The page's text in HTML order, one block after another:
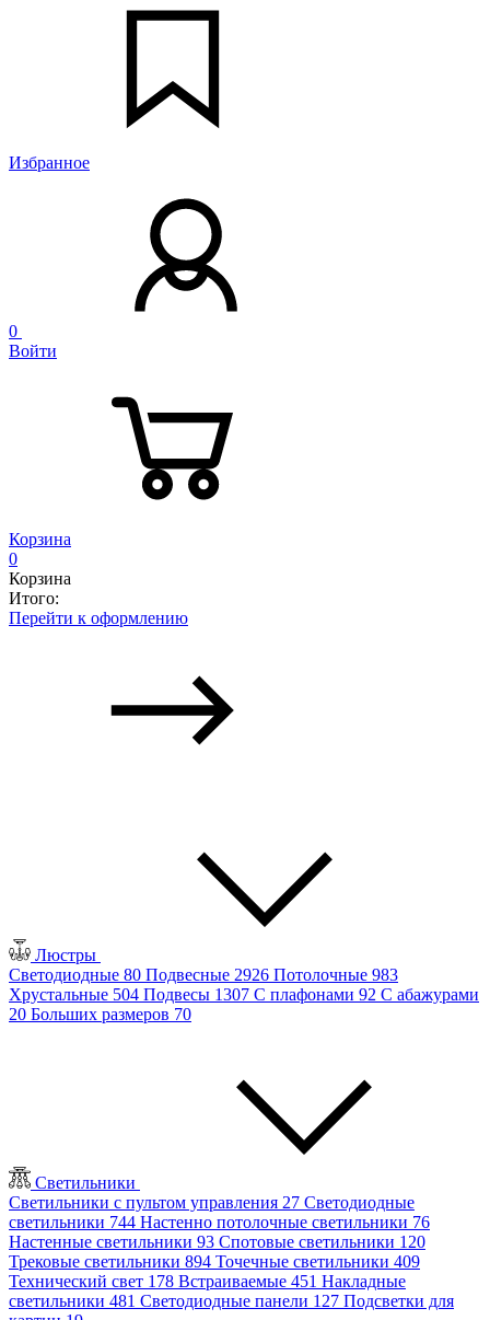
Избранное
0
Войти
Корзина
0
Корзина
Итого:
Перейти к оформлению
Люстры
Светодиодные 80 Подвесные 2926 Потолочные 983
Хрустальные 504 Подвесы 1307 С плафонами 92 С абажурами
20 Больших размеров 70
Светильники
Светильники с пультом управления 27 Светодиодные
светильники 744 Настенно потолочные светильники 76
Настенные светильники 93 Спотовые светильники 120
Трековые светильники 894 Точечные светильники 409
Технический свет 178 Встраиваемые 451 Накладные
светильники 481 Светодиодные панели 127 Подсветки для